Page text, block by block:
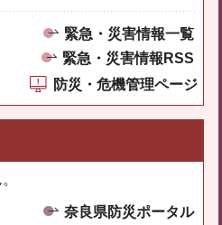
緊急・災害情報一覧
緊急・災害情報RSS
防災・危機管理ページ
奈良県防災ポータル